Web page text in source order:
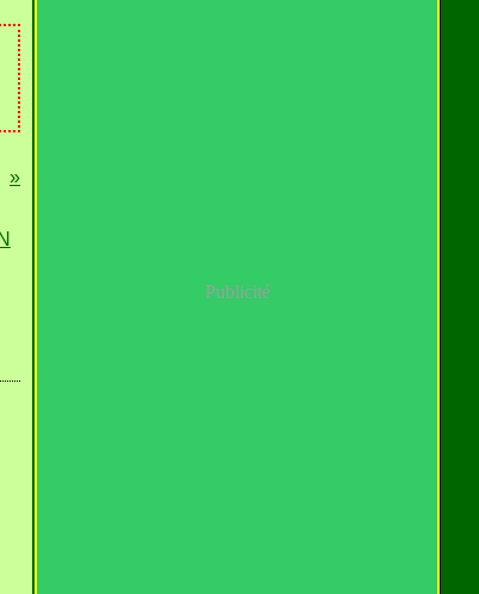
Publicité